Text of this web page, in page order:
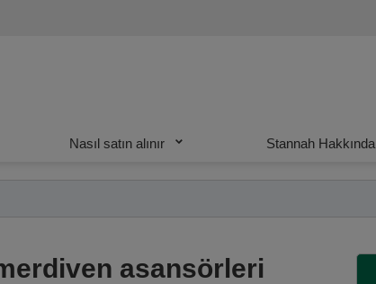
Nasıl satın alınır Stannah Hakkında
asansörleri